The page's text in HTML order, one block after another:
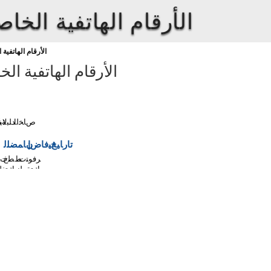
الأرقام الهاتفية
الأرقام
الأرقام الهاتفية
صﺎﺨﻟاﺪﻠﺒﻟﺎﺑ
تارﺎﻴﺥﺔﻴﻓﺎﺽإنﺎﻤﻀﻠﻟ
ﺮﻓﻮﺘﺕﻂﻄﺥ
ﻚﺘﻘﻄﻨﻣﻚﺘﻐﻟو